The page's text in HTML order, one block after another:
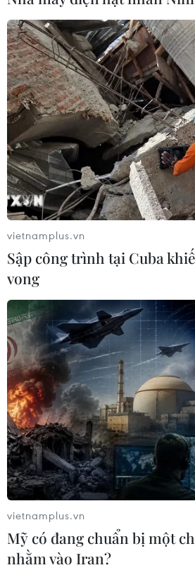
vietnamplus.vn
Sập công trình tại Cuba
vong
vietnamplus.vn
Mỹ có đang chuẩn bị một
nhằm vào Iran?